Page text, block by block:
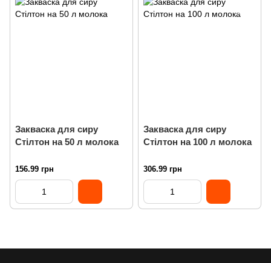
Закваска для сиру
Стілтон на 50 л молока
156.99 грн
Закваска для сиру
Стілтон на 100 л молока
306.99 грн